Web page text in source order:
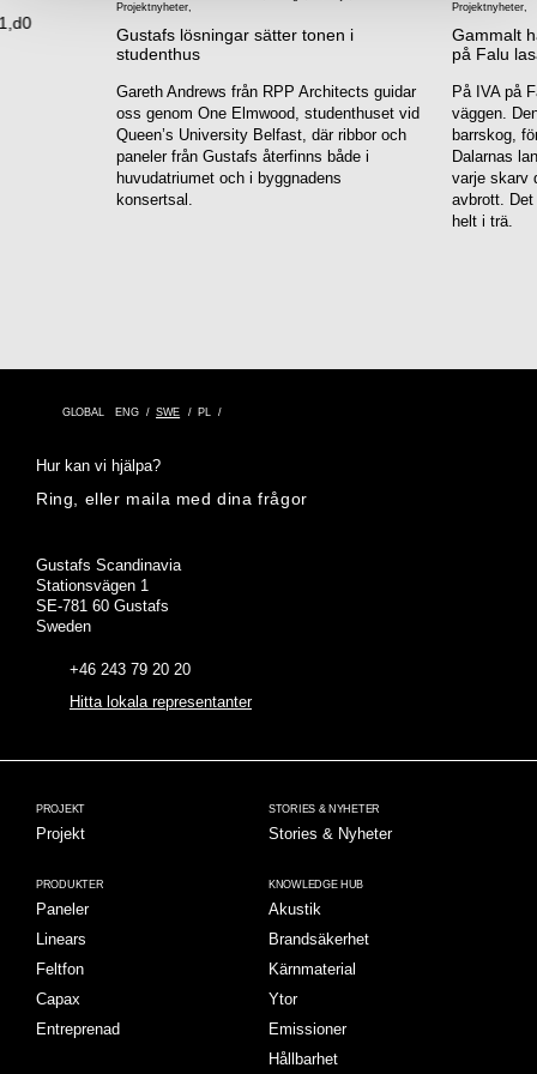
Projektnyheter,
Gustafs lösningar sätter tonen i
studenthus
Gareth Andrews från RPP Architects guidar
oss genom One Elmwood, studenthuset vid
Queen’s University Belfast, där ribbor och
paneler från Gustafs återfinns både i
huvudatriumet och i byggnadens
konsertsal.
Projektnyheter,
Gammalt
på Falu
På IVA på
väggen.
barrskog,
Dalarnas
varje skarv
avbrott. Det
helt i trä.
GLOBAL ENG SWE PL
Hur kan vi hjälpa?
Ring, eller maila med dina frågor
Gustafs Scandinavia
Stationsvägen 1
SE-781 60 Gustafs
Sweden
+46 243 79 20 20
Hitta lokala representanter
PROJEKT
Projekt
STORIES & NYHETER
Stories & Nyheter
PRODUKTER
Paneler
Linears
Feltfon
Capax
Entreprenad
KNOWLEDGE HUB
Akustik
Brandsäkerhet
Kärnmaterial
Ytor
Emissioner
Hållbarhet